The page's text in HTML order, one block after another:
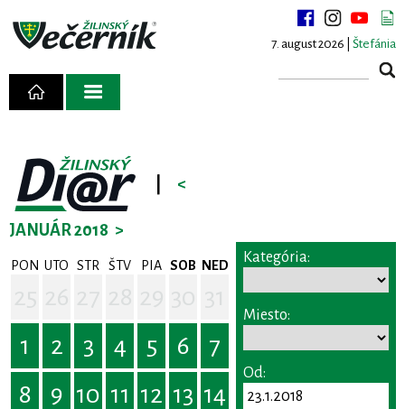
7. august 2026 | Štefánia
<
JANUÁR 2018 >
PON UTO STR ŠTV PIA SOB NED
1
2 3 4 5 6
7
8
9 10 11 12 13 14
Kategória:
Miesto:
Od: